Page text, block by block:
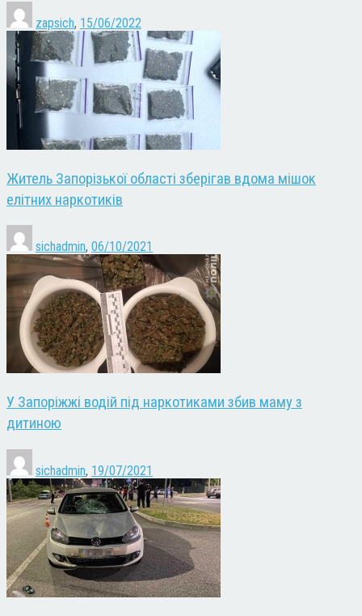
zapsich, 15/06/2022
Житель Запорізької області зберігав вдома мішок
елітних наркотиків
sichadmin, 06/10/2021
У Запоріжжі водій під наркотиками збив маму з
дитиною
sichadmin, 19/07/2021